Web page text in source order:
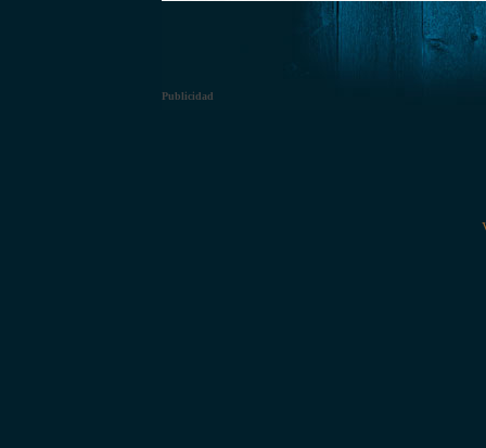
Publicidad